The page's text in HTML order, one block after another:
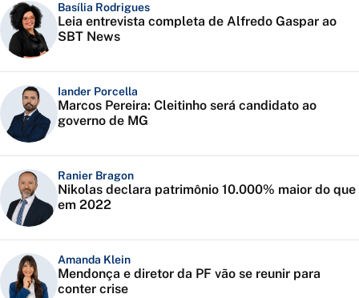
Basília Rodrigues
Leia entrevista completa de Alfredo Gaspar ao
SBT News
Iander Porcella
Marcos Pereira: Cleitinho será candidato ao
governo de MG
Ranier Bragon
Nikolas declara patrimônio 10.000% maior do que
em 2022
Amanda Klein
Mendonça e diretor da PF vão se reunir para
conter crise